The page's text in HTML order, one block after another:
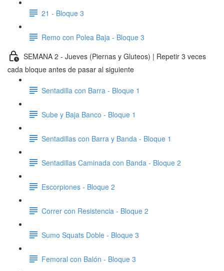
21 - Bloque 3
Remo con Polea Baja - Bloque 3
SEMANA 2 - Jueves (Piernas y Gluteos) | Repetir 3 veces
cada bloque antes de pasar al siguiente
Sentadilla con Barra - Bloque 1
Sube y Baja Banco - Bloque 1
Sentadillas con Barra y Banda - Bloque 1
Sentadillas Caminada con Banda - Bloque 2
Escorpiones - Bloque 2
Correr con Resistencia - Bloque 2
Sumo Squats Doble - Bloque 3
Femoral con Balón - Bloque 3